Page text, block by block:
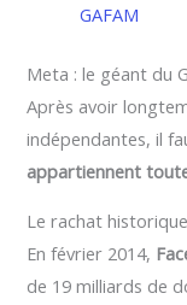
GAFAM
Meta : le géant du
Après avoir
indépendantes, il
appartiennent
Le rachat
En février 2014,
de 19 milliards de